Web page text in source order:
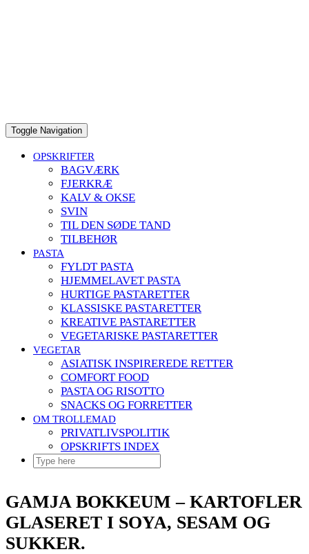
Toggle Navigation
OPSKRIFTER
BAGVÆRK
FJERKRÆ
KALV & OKSE
SVIN
TIL DEN SØDE TAND
TILBEHØR
PASTA
FYLDT PASTA
HJEMMELAVET PASTA
HURTIGE PASTARETTER
KLASSISKE PASTARETTER
KREATIVE PASTARETTER
VEGETARISKE PASTARETTER
VEGETAR
ASIATISK INSPIREREDE RETTER
COMFORT FOOD
PASTA OG RISOTTO
SNACKS OG FORRETTER
OM TROLLEMAD
PRIVATLIVSPOLITIK
OPSKRIFTS INDEX
GAMJA BOKKEUM – KARTOFLER
GLASERET I SOYA, SESAM OG
SUKKER.